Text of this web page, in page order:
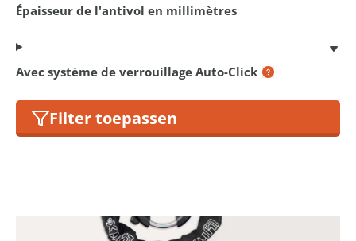
2 produits trouvés
Filter resultaten
Épaisseur de l'antivol en millimètres
Avec système de verrouillage Auto-Click
Filter toepassen